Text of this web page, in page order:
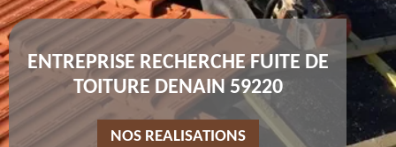
ENTREPRISE RECHERCHE FUITE DE
TOITURE DENAIN 59220
NOS REALISATIONS